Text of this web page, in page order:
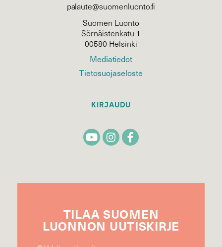
palaute@suomenluonto.fi
Suomen Luonto
Sörnäistenkatu 1
00580 Helsinki
Mediatiedot
Tietosuojaseloste
KIRJAUDU
TILAA SUOMEN
LUONNON UUTIS­KIRJE